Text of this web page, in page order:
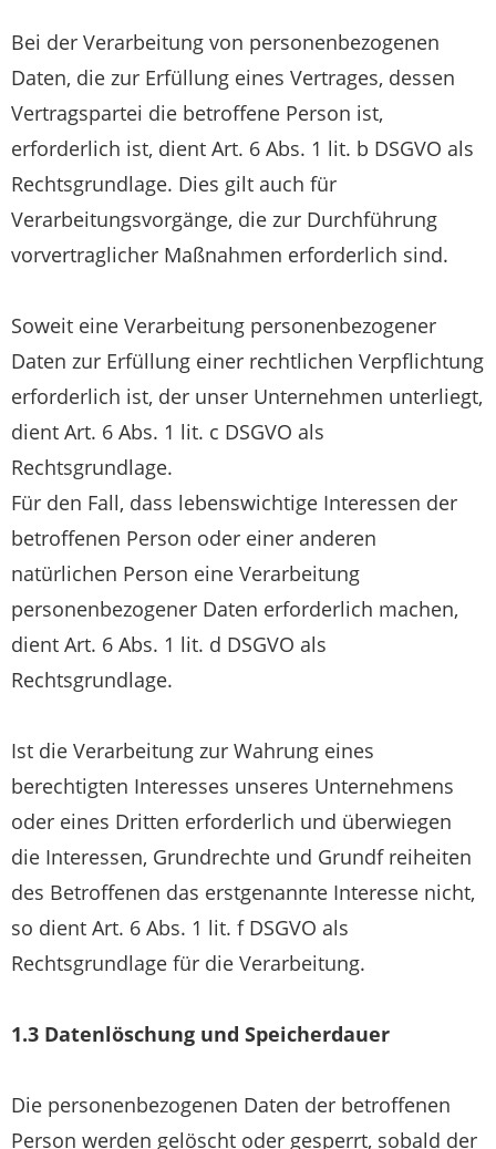
Bei der Verarbeitung von personenbezogenen
Daten, die zur Erfüllung eines Vertrages, dessen
Vertragspartei die betroffene Person ist,
erforderlich ist, dient Art. 6 Abs. 1 lit. b DSGVO als
Rechtsgrundlage. Dies gilt auch für
Verarbeitungsvorgänge, die zur Durchführung
vorvertraglicher Maßnahmen erforderlich sind.
Soweit eine Verarbeitung personenbezogener
Daten zur Erfüllung einer rechtlichen Verpflichtung
erforderlich ist, der unser Unternehmen unterliegt,
dient Art. 6 Abs. 1 lit. c DSGVO als
Rechtsgrundlage.
Für den Fall, dass lebenswichtige Interessen der
betroffenen Person oder einer anderen
natürlichen Person eine Verarbeitung
personenbezogener Daten erforderlich machen,
dient Art. 6 Abs. 1 lit. d DSGVO als
Rechtsgrundlage.
Ist die Verarbeitung zur Wahrung eines
berechtigten Interesses unseres Unternehmens
oder eines Dritten erforderlich und überwiegen
die Interessen, Grundrechte und Grundf reiheiten
des Betroffenen das erstgenannte Interesse nicht,
so dient Art. 6 Abs. 1 lit. f DSGVO als
Rechtsgrundlage für die Verarbeitung.
1.3 Datenlöschung und Speicherdauer
Die personenbezogenen Daten der betroffenen
Person werden gelöscht oder gesperrt, sobald der